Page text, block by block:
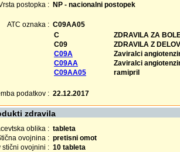
postopka : NP - nacionalni postopek
ATC oznaka : C09AA05
C
ZDRAVILA ZA
C09
ZDRAVILA Z
C09A
Zaviralci
C09AA
Zaviralci
C09AA05
ramipril
podatkov : 22.12.2017
zdravila
oblika : tableta
ovojnina : pretisni omot
stični ovojnini : 10 tableta